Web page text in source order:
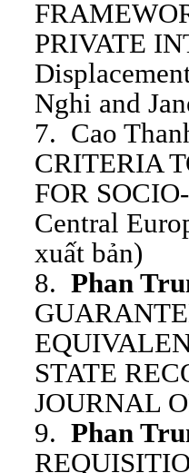
PRIVATE
Nghi and
7. Cao
CRITERIA
FOR
Central
xuất bản)
8. Phan
STATE
JOURNAL
9. Phan